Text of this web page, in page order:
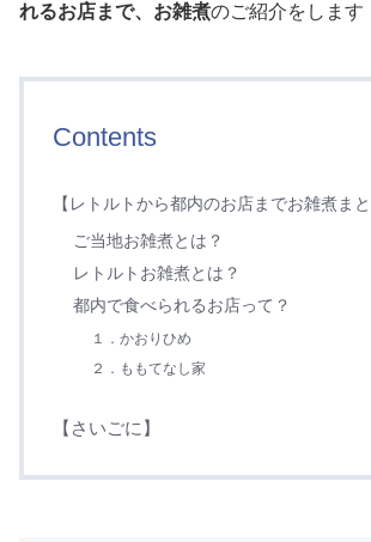
れるお店まで、お雑煮のご紹介をします
Contents
【レトルトから都内のお店までお雑煮まと
ご当地お雑煮とは？
レトルトお雑煮とは？
都内で食べられるお店って？
１．かおりひめ
２．ももてなし家
【さいごに】